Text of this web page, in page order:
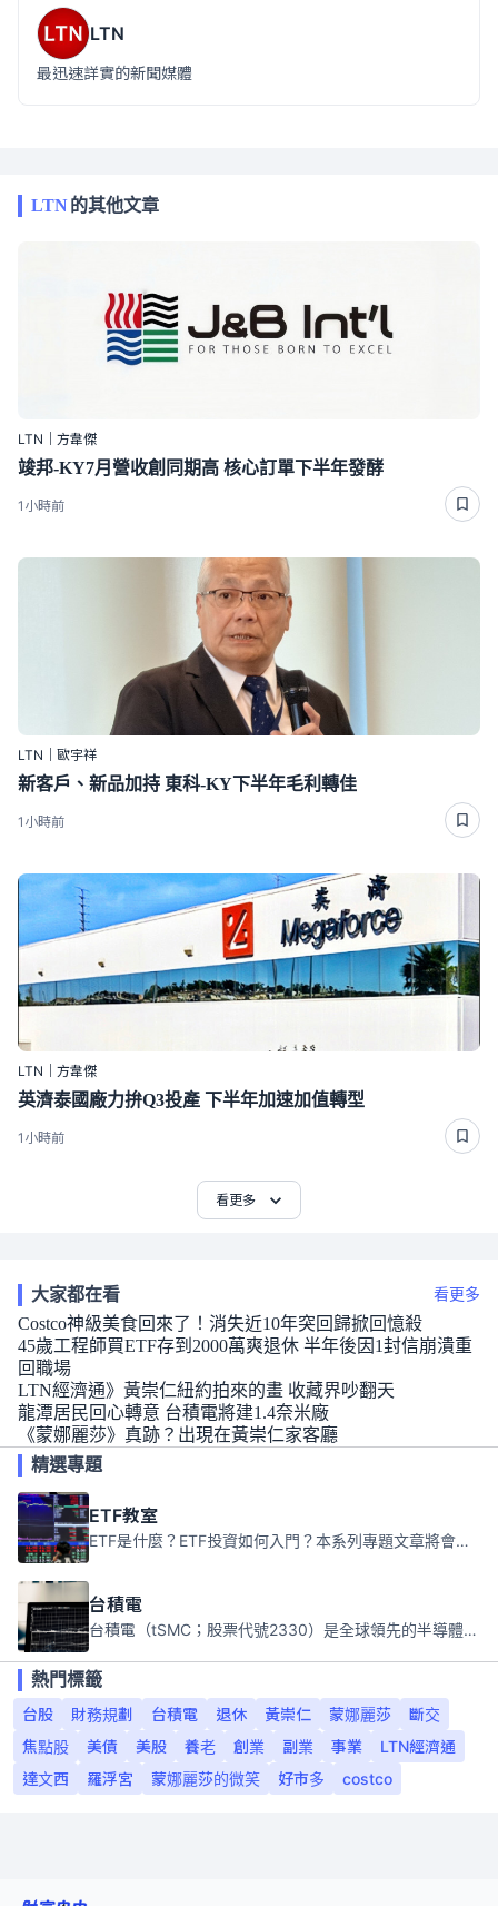
LTN
最迅速詳實的新聞媒體
LTN的其他文章
LTN｜方韋傑
竣邦-KY7月營收創同期高 核心訂單下半年發酵
1小時前
LTN｜歐宇祥
新客戶、新品加持 東科-KY下半年毛利轉佳
1小時前
LTN｜方韋傑
英濟泰國廠力拚Q3投產 下半年加速加值轉型
1小時前
看更多
大家都在看 看更多
Costco神級美食回來了！消失近10年突回歸掀回憶殺
45歲工程師買ETF存到2000萬爽退休 半年後因1封信崩潰重
回職場
LTN經濟通》黃崇仁紐約拍來的畫 收藏界吵翻天
龍潭居民回心轉意 台積電將建1.4奈米廠
《蒙娜麗莎》真跡？出現在黃崇仁家客廳
精選專題
ETF教室
ETF是什麼？ETF投資如何入門？本系列專題文章將會告訴你新手必須知道的ETF基礎知識。
台積電
台積電（tSMC；股票代號2330）是全球領先的半導體代工公司，成立於1987年，總部位於台灣新竹。且已於美國、日本、德國及中國設廠，台積電是全球首家專業積體電路製造服務公司，也是全球最先進和最大規模的半導體代工廠。
熱門標籤
台股
財務規劃 台積電 退休 黃崇仁 蒙娜麗莎
斷交
焦點股
美債 美股 養老 創業 副業 事業
LTN經濟通
達文西
羅浮宮 蒙娜麗莎的微笑 好市多 costco